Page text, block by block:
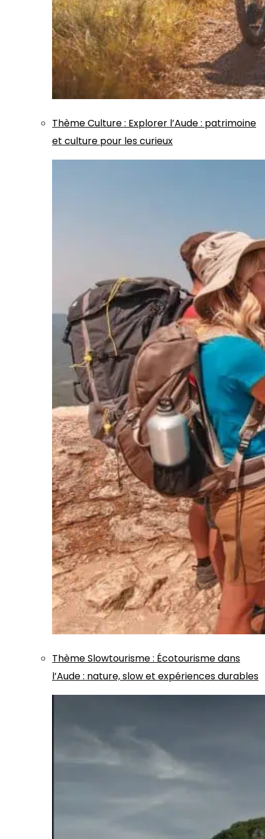
ThèmeCulture: Explorer l’Aude : patrimoine
et culture pour les curieux
ThèmeSlowtourisme: Écotourisme dans
l’Aude : nature, slow et expériences durables